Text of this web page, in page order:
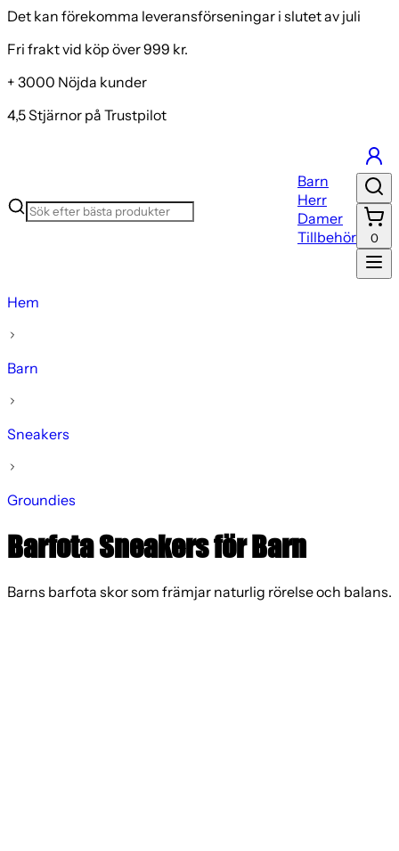
Det kan förekomma leveransförseningar i slutet av juli
Fri frakt vid köp över 999 kr.
+ 3000 Nöjda kunder
4,5 Stjärnor på Trustpilot
Barn
Herr
Damer
Tillbehör
0
Hem
Barn
Sneakers
Groundies
Barfota Sneakers för Barn
Barns barfota skor som främjar naturlig rörelse och balans.